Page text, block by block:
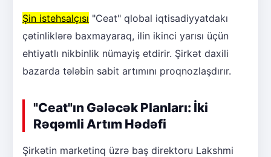
Şin istehsalçısı "Ceat" qlobal iqtisadiyyatdakı
çətinliklərə baxmayaraq, ilin ikinci yarısı üçün
ehtiyatlı nikbinlik nümayiş etdirir. Şirkət daxili
bazarda tələbin sabit artımını proqnozlaşdırır.
"Ceat"ın Gələcək Planları: İki
Rəqəmli Artım Hədəfi
Şirkətin marketinq üzrə baş direktoru Lakshmi